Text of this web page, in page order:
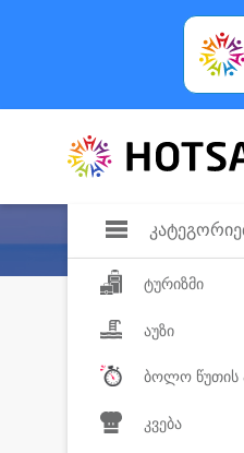
ტურიზმი
აუზი
ბოლო წუთის
კვება